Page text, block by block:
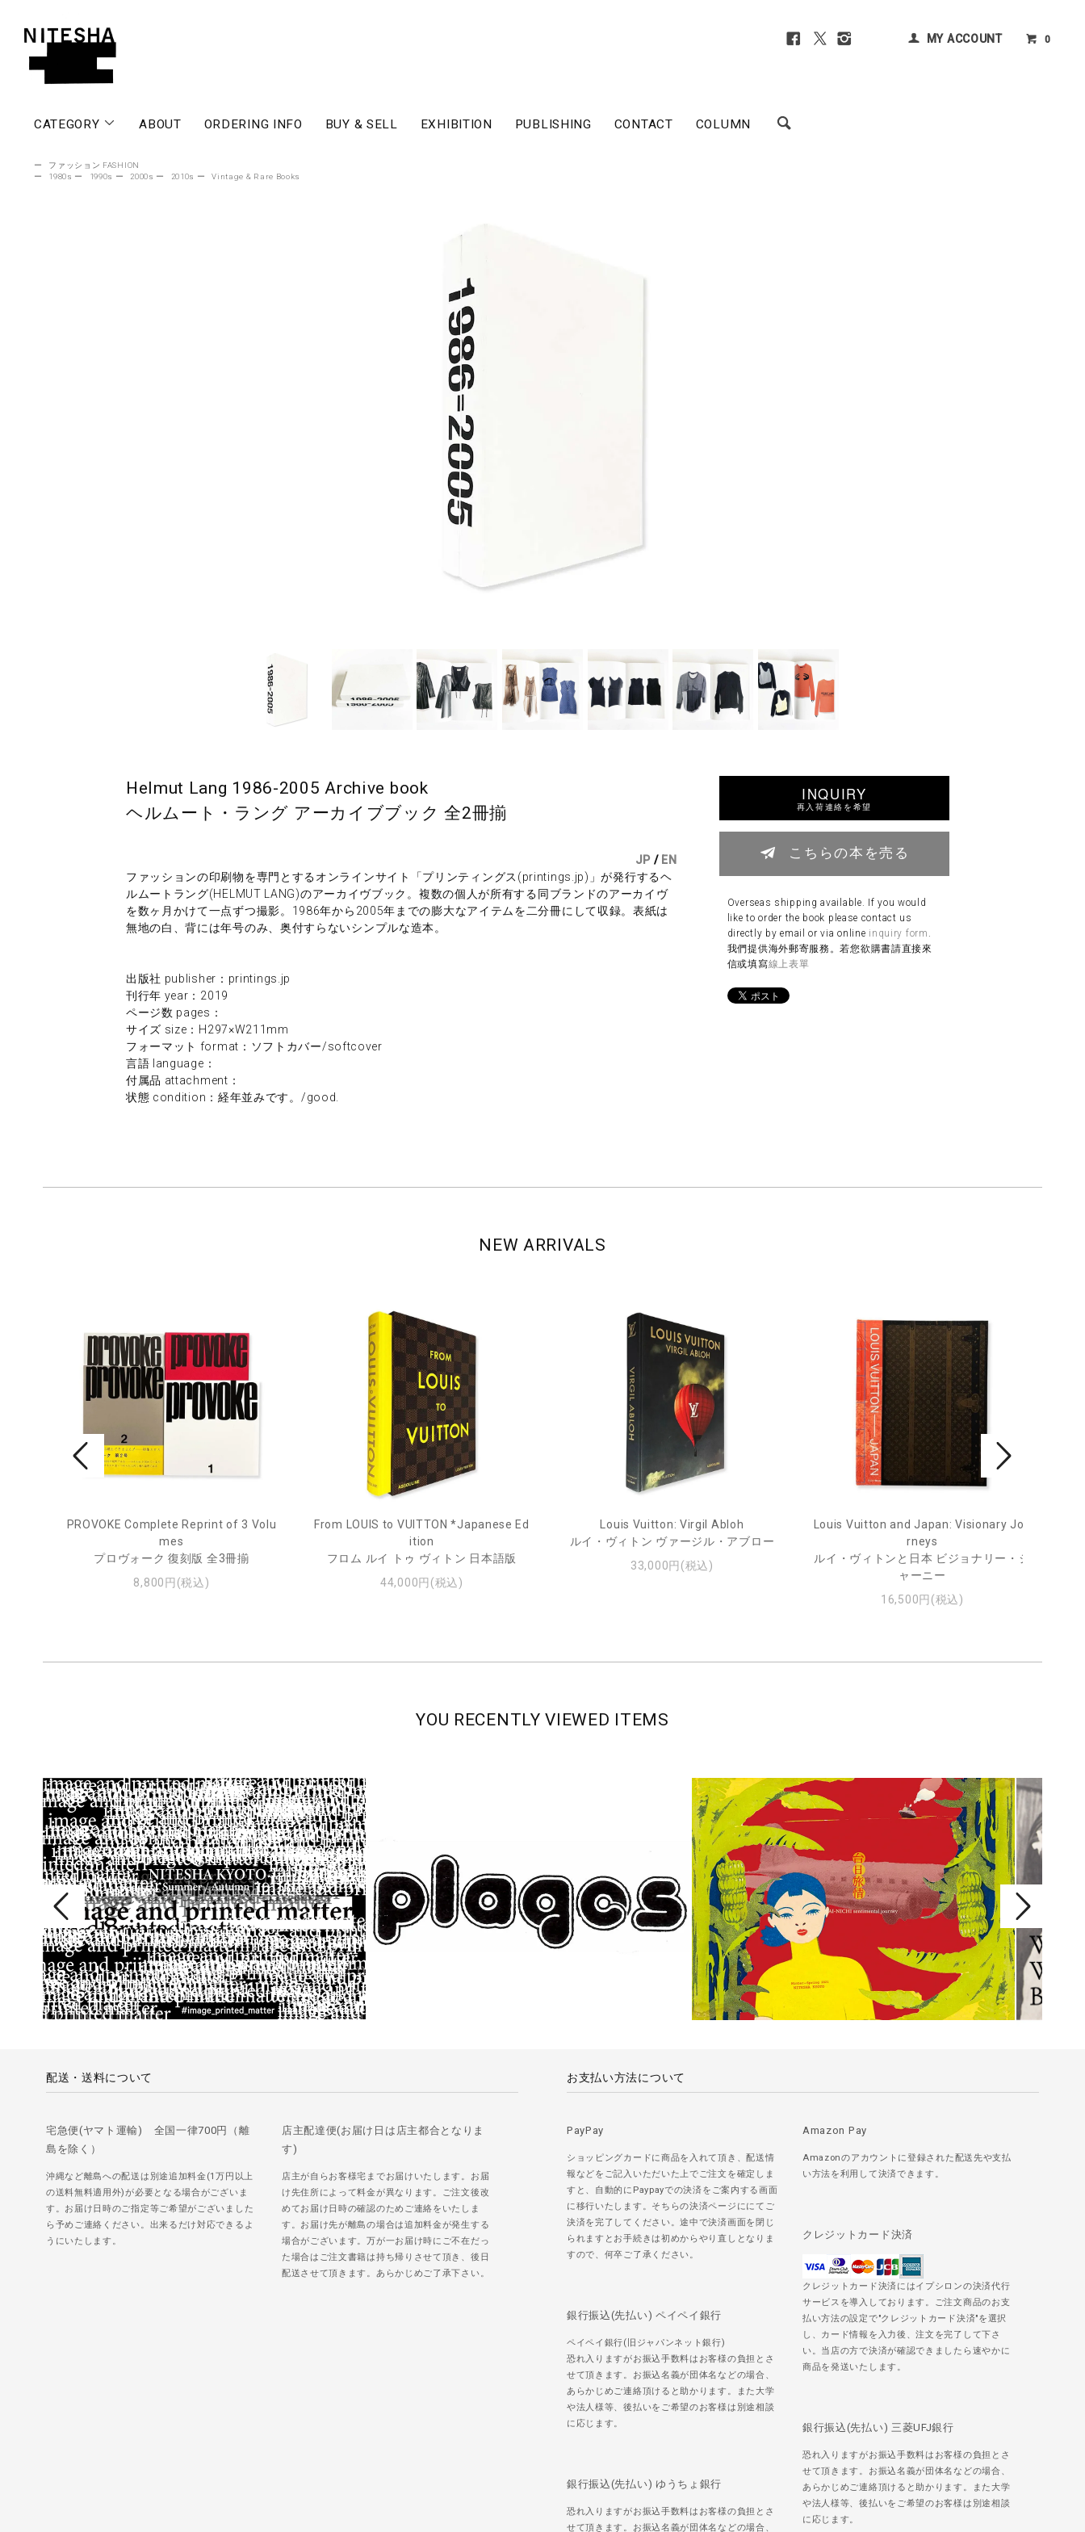
MY ACCOUNT 0
CATEGORY ABOUT ORDERING INFO BUY & SELL EXHIBITION PUBLISHING CONTACT COLUMN
ー
ファッション FASHION
ー
1980s ー 1990s ー 2000s ー 2010s ー Vintage & Rare Books
Helmut Lang 1986-2005 Archive book
ヘルムート・ラング アーカイブブック 全2冊揃
JP / EN
ファッションの印刷物を専門とするオンラインサイト「プリンティングス(printings.jp)」が発行するヘ
ルムートラング(HELMUT LANG)のアーカイヴブック。複数の個人が所有する同ブランドのアーカイヴ
を数ヶ月かけて一点ずつ撮影。1986年から2005年までの膨大なアイテムを二分冊にして収録。表紙は
無地の白、背には年号のみ、奥付すらないシンプルな造本。
出版社 publisher：printings.jp
刊行年 year：2019
ページ数 pages：
サイズ size：H297×W211mm
フォーマット format：ソフトカバー/softcover
言語 language：
付属品 attachment：
状態 condition：経年並みです。/good.
INQUIRY
再入荷連絡を希望
こちらの本を売る
Overseas shipping available. If you would
like to order the book please contact us
directly by email or via online inquiry form .
我們提供海外郵寄服務。若您欲購書請直接來
信或填寫線上表單
NEW ARRIVALS
PROVOKE Complete Reprint of 3 Volu
mes
プロヴォーク 復刻版 全3冊揃
8,800円(税込)
From LOUIS to VUITTON *Japanese Ed
ition
フロム ルイ トゥ ヴィトン 日本語版
44,000円(税込)
Louis Vuitton: Virgil Abloh
ルイ・ヴィトン ヴァージル・アブロー
33,000円(税込)
Louis Vuitton and Japan: Visionary Jou
rneys
ルイ・ヴィトンと日本 ビジョナリー・ジ
ャーニー
16,500円(税込)
YOU RECENTLY VIEWED ITEMS
配送・送料について
宅急便(ヤマト運輸) 全国一律700円（離
島を除く）
沖縄など離島への配送は別途追加料金(1万円以上
の送料無料適用外)が必要となる場合がございま
す。お届け日時のご指定等ご希望がございました
ら予めご連絡ください。出来るだけ対応できるよ
うにいたします。
店主配達便(お届け日は店主都合となりま
す)
店主が自らお客様宅までお届けいたします。お届
け先住所によって料金が異なります。ご注文後改
めてお届け日時の確認のためご連絡をいたしま
す。お届け先が離島の場合は追加料金が発生する
場合がございます。万が一お届け時にご不在だっ
た場合はご注文書籍は持ち帰りさせて頂き、後日
配送させて頂きます。あらかじめご了承下さい。
お支払い方法について
PayPay
ショッピングカードに商品を入れて頂き、配送情
報などをご記入いただいた上でご注文を確定しま
すと、自動的にPaypayでの決済をご案内する画面
に移行いたします。そちらの決済ページににてご
決済を完了してください。途中で決済画面を閉じ
られますとお手続きは初めからやり直しとなりま
すので、何卒ご了承ください。
Amazon Pay
Amazonのアカウントに登録された配送先や支払
い方法を利用して決済できます。
クレジットカード決済
クレジットカード決済にはイプシロンの決済代行
サービスを導入しております。ご注文商品のお支
払い方法の設定で"クレジットカード決済"を選択
し、カード情報を入力後、注文を完了して下さ
い。当店の方で決済が確認できましたら速やかに
商品を発送いたします。
銀行振込(先払い) ペイペイ銀行
ペイペイ銀行(旧ジャパンネット銀行)
恐れ入りますがお振込手数料はお客様の負担とさ
せて頂きます。お振込名義が団体名などの場合、
あらかじめご連絡頂けると助かります。また大学
や法人様等、後払いをご希望のお客様は別途相談
に応じます。
銀行振込(先払い) 三菱UFJ銀行
恐れ入りますがお振込手数料はお客様の負担とさ
せて頂きます。お振込名義が団体名などの場合、
あらかじめご連絡頂けると助かります。また大学
や法人様等、後払いをご希望のお客様は別途相談
に応じます。
銀行振込(先払い) ゆうちょ銀行
恐れ入りますがお振込手数料はお客様の負担とさ
せて頂きます。お振込名義が団体名などの場合、